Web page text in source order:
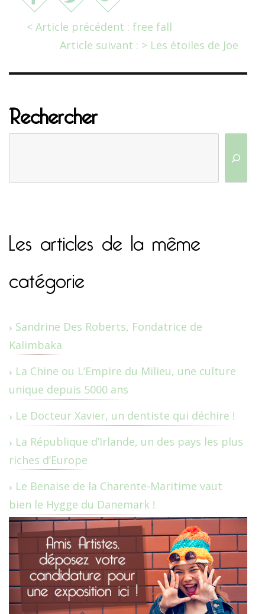
< Article précédent : free fall
Article suivant : > Les étoiles de Joe
Rechercher
Les articles de la même
catégorie
Sandrine Des Roberts, Fondatrice de
Kalimbaka
La Chine ou L’Empire du Milieu, une culture
unique depuis 5000 ans
Le Docteur Xavier, un dentiste qui déchire !
La République d’Irlande, un des pays les plus
riches d’Europe
Le Benaise de la Charente-Maritime vaut
bien le Hygge du Danemark !